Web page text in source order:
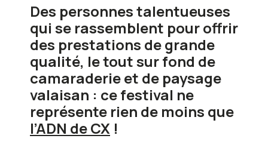
Des personnes talentueuses
qui se rassemblent pour offrir
des prestations de grande
qualité, le tout sur fond de
camaraderie et de paysage
valaisan : ce festival ne
représente rien de moins que
l’ADN de CX !